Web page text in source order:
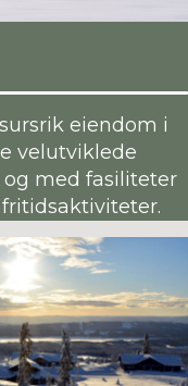
eiendom i
velutviklede
med fasiliteter